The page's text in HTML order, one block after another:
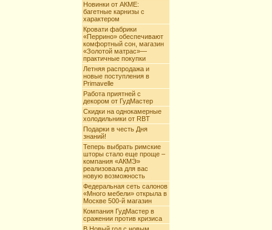
Новинки от АКМЕ:
багетные карнизы с
характером
Кровати фабрики
«Перрино» обеспечивают
комфортный сон, магазин
«Золотой матрас»—
практичные покупки
Летняя распродажа и
новые поступления в
Primavelle
Работа приятней с
декором от ГудМастер
Скидки на однокамерные
холодильники от RBT
Подарки в честь Дня
знаний!
Теперь выбрать римские
шторы стало еще проще –
компания «АКМЭ»
реализовала для вас
новую возможность
Федеральная сеть салонов
«Много мебели» открыла в
Москве 500-й магазин
Компания ГудМастер в
сражении против кризиса